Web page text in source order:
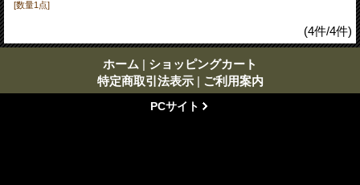
[数量1点]
(4件/4件)
ホーム | ショッピングカート
特定商取引法表示 | ご利用案内
PCサイト